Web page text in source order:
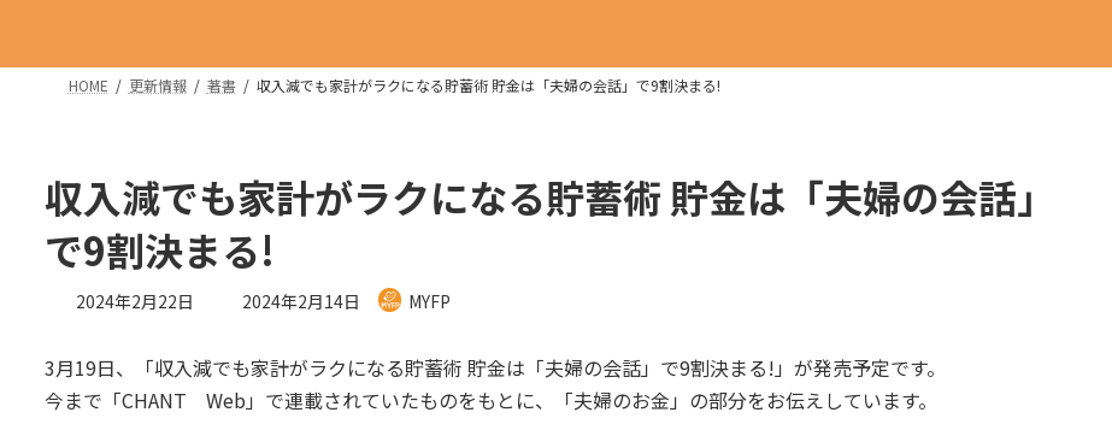
HOME 更新情報 著書 収入減でも家計がラクになる貯蓄術 貯金は「夫婦の会話」で9割決まる!
収入減でも家計がラクになる貯蓄術 貯金は「夫婦の会話」
で9割決まる!
2024年2月22日
最
新
日
時
2024年2月14日 MYFP
3月19日、「収入減でも家計がラクになる貯蓄術 貯金は「夫婦の会話」で9割決まる!」が発売予定です。
今まで「CHANT Web」で連載されていたものをもとに、「夫婦のお金」の部分をお伝えしています。